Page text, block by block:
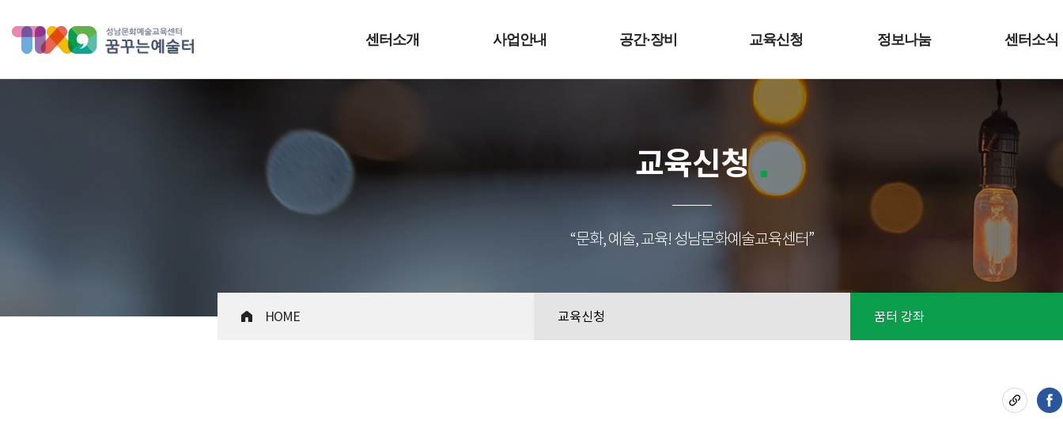
성남문화예술교육센터 꿈꾸는 예술터센터소개 사업안내 공간·장비 교육신청 정보나눔 센터소식
교육신청
“문화, 예술, 교육! 성남문화예술교육센터”
HOME 교육신청 꿈터 강좌